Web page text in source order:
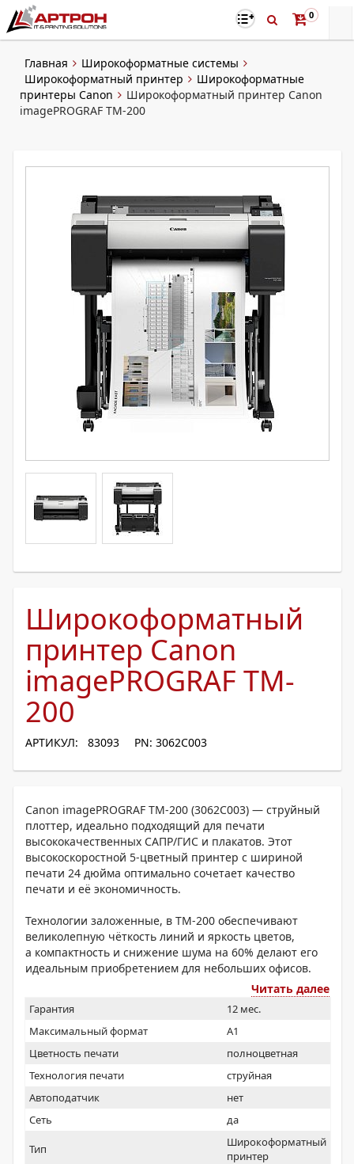
0
Главная
Широкоформатные системы
Широкоформатный принтер
Широкоформатные
принтеры Canon
Широкоформатный принтер Canon
imagePROGRAF TM-200
Широкоформатный
принтер Canon
imagePROGRAF TM-
200
АРТИКУЛ: 83093 PN: 3062C003
Canon imagePROGRAF TM-200 (3062C003) — струйный
плоттер, идеально подходящий для печати
высококачественных САПР/ГИС и плакатов. Этот
высокоскоростной 5-цветный принтер с шириной
печати 24 дюйма оптимально сочетает качество
печати и её экономичность.
Технологии заложенные, в TM-200 обеспечивают
великолепную чёткость линий и яркость цветов,
а компактность и снижение шума на 60% делают его
идеальным приобретением для небольших офисов.
Читать далее
Гарантия
12 мес.
Максимальный формат
A1
Цветность печати
полноцветная
Технология печати
струйная
Автоподатчик
нет
Сеть
да
Тип
Широкоформатный
принтер